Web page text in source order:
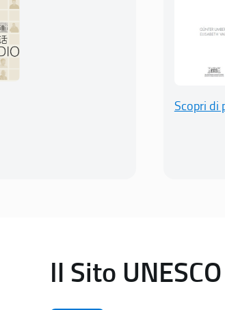
Scopri di
Il Sito